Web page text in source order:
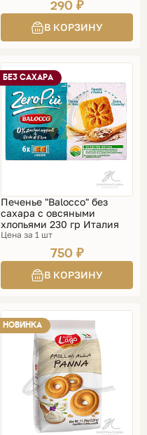
290 ₽
БЕЗ САХАРА
Печенье "Balocco" без
сахара с овсяными
хлопьями 230 гр Италия
Цена за 1 шт
750 ₽
НОВИНКА